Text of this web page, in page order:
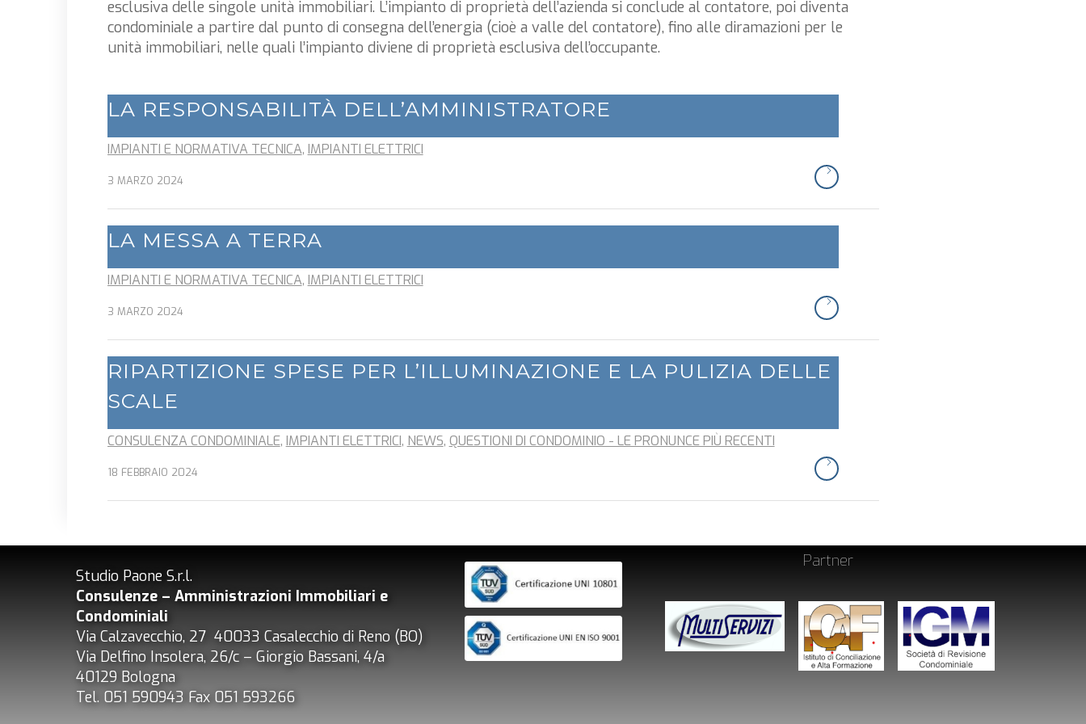
esclusiva delle singole unità immobiliari. L’impianto di proprietà dell’azienda si conclude al contatore, poi diventa
condominiale a partire dal punto di consegna dell’energia (cioè a valle del contatore), fino alle diramazioni per le
unità immobiliari, nelle quali l’impianto diviene di proprietà esclusiva dell’occupante.
LA RESPONSABILITÀ DELL’AMMINISTRATORE
IMPIANTI E NORMATIVA TECNICA, IMPIANTI ELETTRICI
3 MARZO 2024
LA MESSA A TERRA
IMPIANTI E NORMATIVA TECNICA, IMPIANTI ELETTRICI
3 MARZO 2024
RIPARTIZIONE SPESE PER L’ILLUMINAZIONE E LA PULIZIA DELLE
SCALE
CONSULENZA CONDOMINIALE, IMPIANTI ELETTRICI, NEWS, QUESTIONI DI CONDOMINIO - LE PRONUNCE PIÙ RECENTI
18 FEBBRAIO 2024
Studio Paone S.r.l.
Consulenze – Amministrazioni Immobiliari e
Condominiali
Via Calzavecchio, 27 40033 Casalecchio di Reno (BO)
Via Delfino Insolera, 26/c – Giorgio Bassani, 4/a
40129 Bologna
Tel. 051 590943 Fax 051 593266
Partner